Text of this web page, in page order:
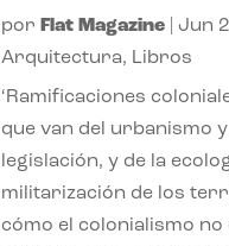
por Flat Magazine Jun
Arquitectura, Libros
‘Ramificaciones
que van del urbanismo
legislación, y de la
militarización de los
cómo el colonialismo no